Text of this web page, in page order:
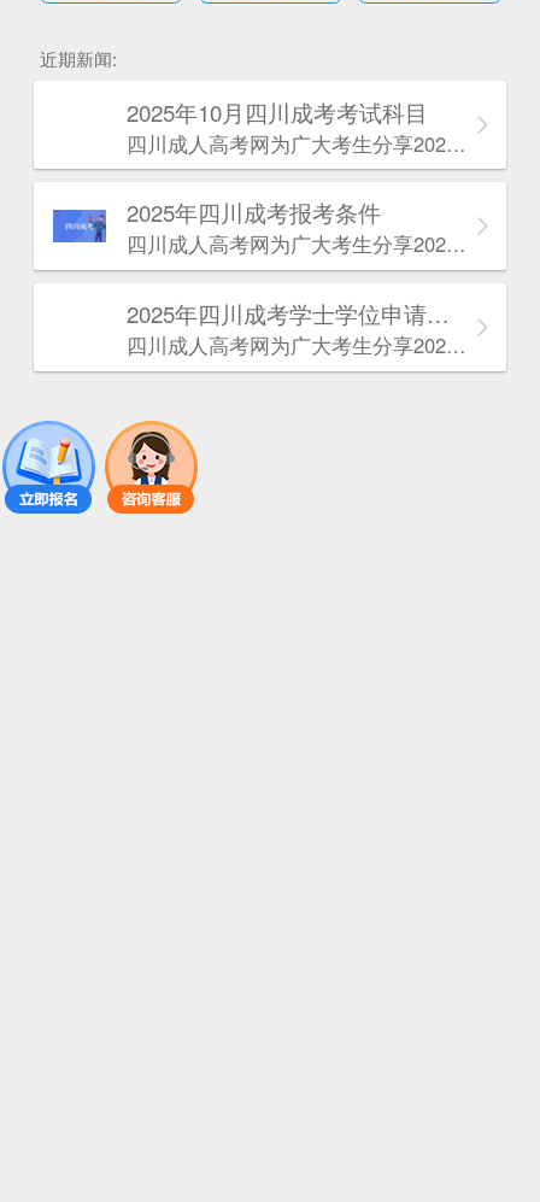
近期新闻:
2025年10月四川成考考试科目
四川成人高考网​为广大考生分享2025年10月四川成考考试科目。为广大在职人员和社会人士提供学历提升的机会。更多四川成考考试信息，欢迎在线访问四川成人高考网。
2025年‌‌‌‌四川成考报考条件
四川成人高考网​为广大考生分享2025年‌‌‌‌四川成考报考条件。为广大在职人员和社会人士提供学历提升的机会。更多四川成考考试信息，欢迎在线访问四川成人高考网。
2025年‌‌‌‌四川成考学士学位申请条件
四川成人高考网​为广大考生分享2025年‌‌‌‌四川成考学士学位申请条件。为广大在职人员和社会人士提供学历提升的机会。更多四川成考考试信息，欢迎在线访问四川成人高考网。